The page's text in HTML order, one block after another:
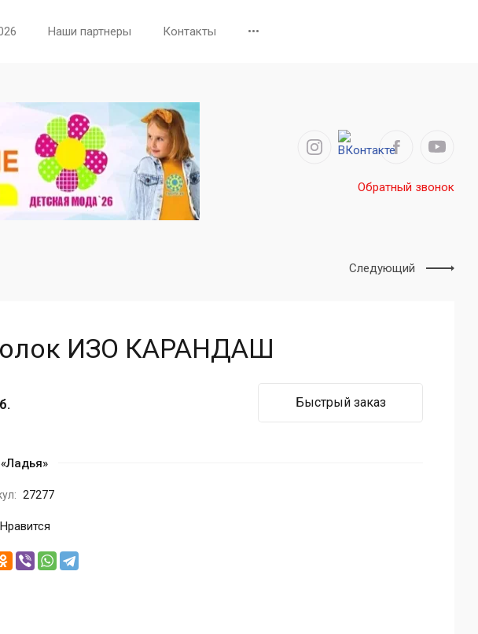
Наши партнеры Контакты •••
Обратный звонок
Следующий
ИЗО КАРАНДАШ
Быстрый заказ
27277
Нравится